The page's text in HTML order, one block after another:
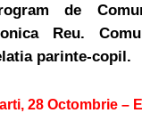
de
Reu.
parinte-copil.
28 Octombrie –